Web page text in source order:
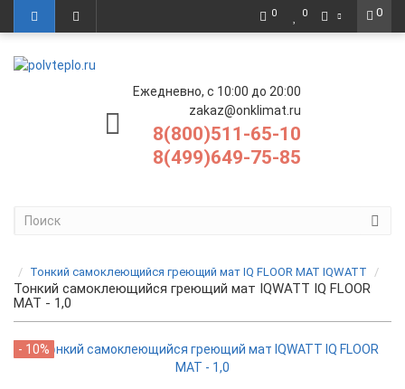
0
0 0
Ежедневно, с 10:00 до 20:00
zakaz@onklimat.ru
8(800)511-65-10
8(499)649-75-85
Тонкий самоклеющийся греющий мат IQ FLOOR MAT IQWATT
Тонкий самоклеющийся греющий мат IQWATT IQ FLOOR
MAT - 1,0
- 10%